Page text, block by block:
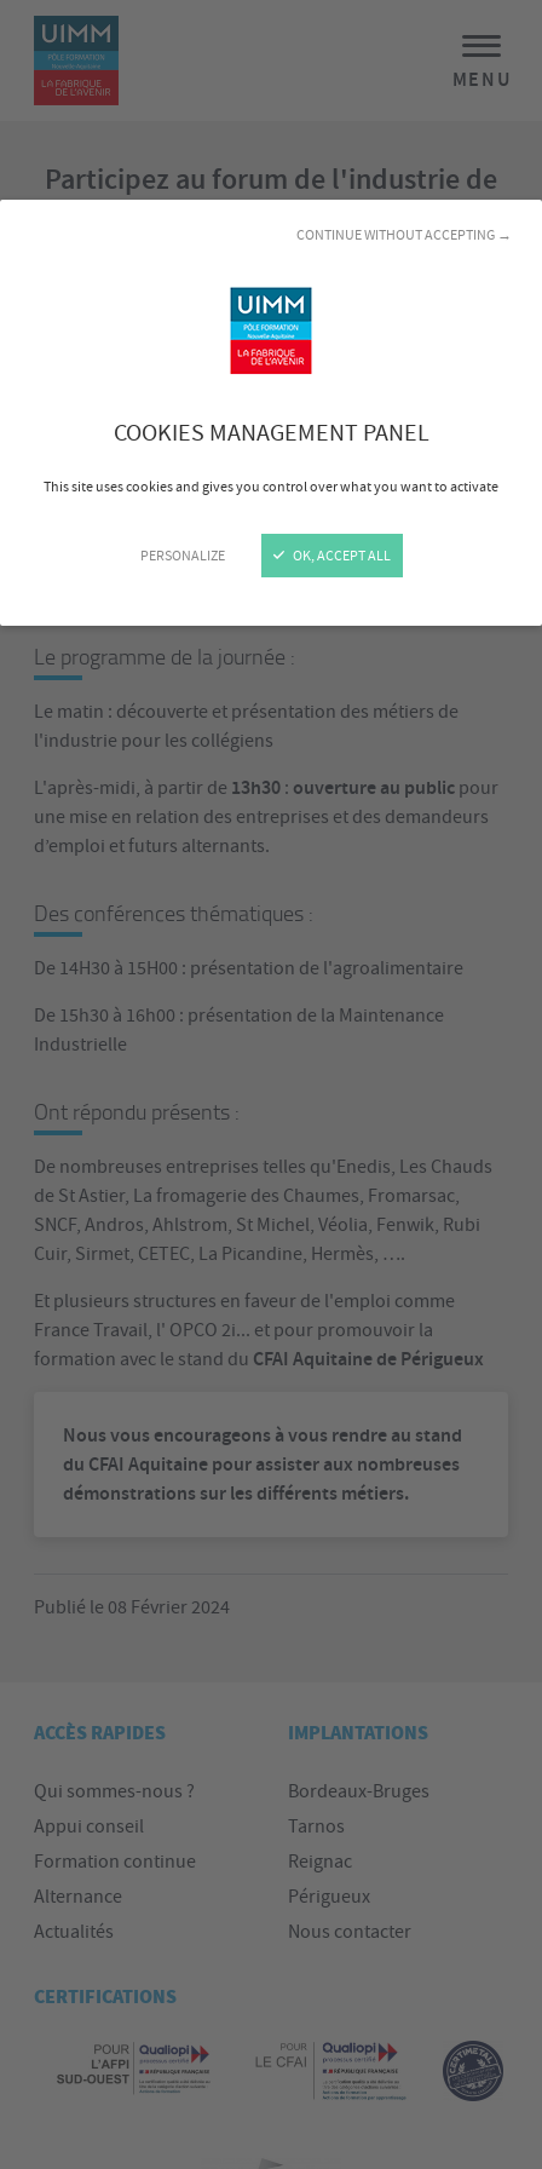
COOKIES MANAGEMENT PANEL
This site uses cookies and gives you control over what you want to activate
PERSONALIZE
CONTINUE WITHOUT ACCEPTING →
OK, ACCEPT ALL
MENU
Participez au forum de l'industrie de
Périgueux
Le programme de la journée :
Le matin : découverte et présentation des métiers de
l'industrie pour les collégiens
L'après-midi, à partir de 13h30 : ouverture au public pour
une mise en relation des entreprises et des demandeurs
d’emploi et futurs alternants.
Des conférences thématiques :
De 14H30 à 15H00 : présentation de l'agroalimentaire
De 15h30 à 16h00 : présentation de la Maintenance
Industrielle
Ont répondu présents :
De nombreuses entreprises telles qu'Enedis, Les Chauds
de St Astier, La fromagerie des Chaumes, Fromarsac,
SNCF, Andros, Ahlstrom, St Michel, Véolia, Fenwik, Rubi
Cuir, Sirmet, CETEC, La Picandine, Hermès, ….
Et plusieurs structures en faveur de l'emploi comme
France Travail, l' OPCO 2i... et pour promouvoir la
formation avec le stand du CFAI Aquitaine de Périgueux
Nous vous encourageons à vous rendre au stand
du CFAI Aquitaine pour assister aux nombreuses
démonstrations sur les différents métiers.
Publié le 08 Février 2024
ACCÈS RAPIDES
Qui sommes-nous ?
Appui conseil
Formation continue
Alternance
Actualités
IMPLANTATIONS
Bordeaux-Bruges
Tarnos
Reignac
Périgueux
Nous contacter
CERTIFICATIONS